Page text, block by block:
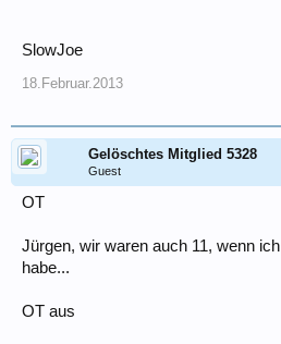
SlowJoe
18.Februar.2013
Gelöschtes Mitglied 5328
Guest
OT
Jürgen, wir waren auch 11, wenn
habe...
OT aus